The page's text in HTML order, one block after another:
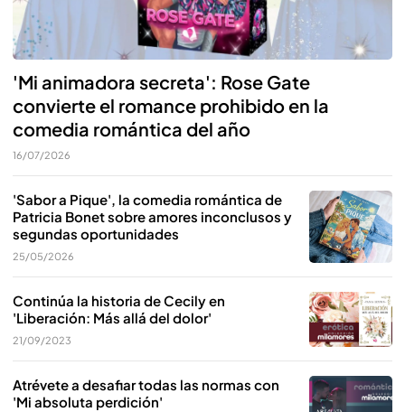
'Mi animadora secreta': Rose Gate
convierte el romance prohibido en la
comedia romántica del año
16/07/2026
'Sabor a Pique', la comedia romántica de
Patricia Bonet sobre amores inconclusos y
segundas oportunidades
25/05/2026
Continúa la historia de Cecily en
'Liberación: Más allá del dolor'
21/09/2023
Atrévete a desafiar todas las normas con
'Mi absoluta perdición'